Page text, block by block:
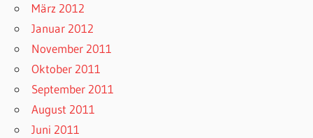
März 2012
Januar 2012
November 2011
Oktober 2011
September 2011
August 2011
Juni 2011